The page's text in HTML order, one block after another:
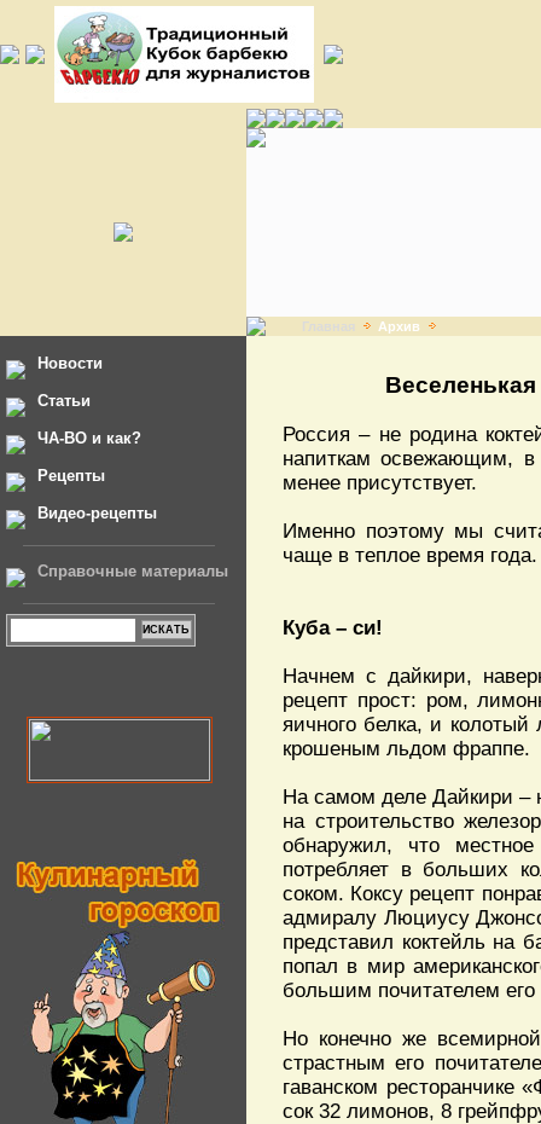
Главная Архив
Новости
Статьи
ЧА-ВО и как?
Рецепты
Видео-рецепты
Справочные материалы
Россия – не родина
напиткам освежающим, в
менее присутствует.
Именно поэтому мы
чаще в теплое время
Куба – си!
Начнем с дайкири,
рецепт прост: ром,
яичного белка, и
крошеным льдом фраппе.
На самом деле Дайкири –
на строительство
обнаружил, что
потребляет в больших
соком. Коксу рецепт
адмиралу Люциусу
представил коктейль на
попал в мир
большим почитателем
Но конечно же
страстным его
гаванском
сок 32 лимонов, 8